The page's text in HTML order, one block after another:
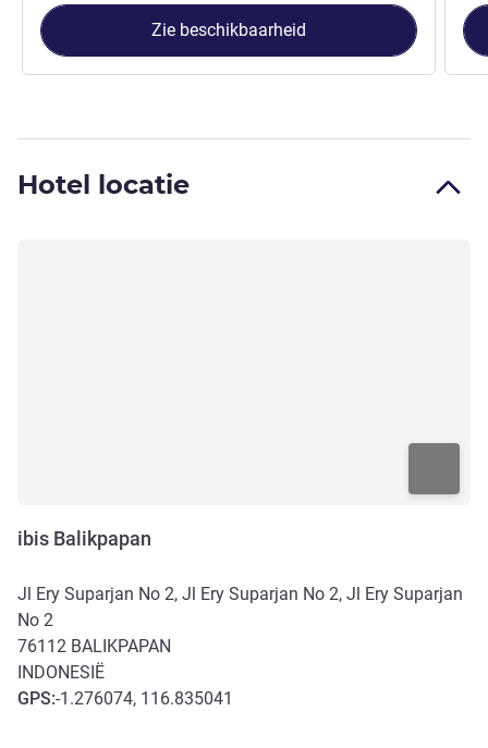
Zie beschikbaarheid
Hotel locatie
ibis Balikpapan
Jl Ery Suparjan No 2, Jl Ery Suparjan No 2, Jl Ery Suparjan
No 2
76112 BALIKPAPAN
INDONESIË
GPS:-1.276074, 116.835041